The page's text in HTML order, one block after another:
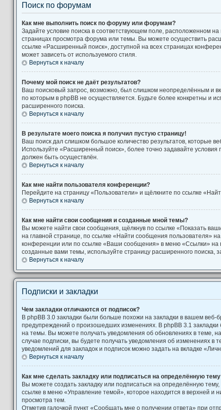
Поиск по форумам
Как мне выполнить поиск по форуму или форумам?
Задайте условие поиска в соответствующем поле, расположенном
страницах просмотра форума или темы. Вы можете осуществить
ссылке «Расширенный поиск», доступной на всех страницах
может зависеть от используемого стиля.
Вернуться к началу
Почему мой поиск не даёт результатов?
Ваш поисковый запрос, возможно, был слишком неопределённым и
по которым в phpBB не осуществляется. Будьте более конкретны и
расширенного поиска.
Вернуться к началу
В результате моего поиска я получил пустую страницу!
Ваш поиск дал слишком большое количество результатов, которые
Используйте «Расширенный поиск», более точно задавайте
должен быть осуществлён.
Вернуться к началу
Как мне найти пользователя конференции?
Перейдите на страницу «Пользователи» и щёлкните по ссылке
Вернуться к началу
Как мне найти свои сообщения и созданные мной темы?
Вы можете найти свои сообщения, щёлкнув по ссылке «Показать
на главной странице, по ссылке «Найти сообщения пользователя»
конференции или по ссылке «Ваши сообщения» в меню «Ссылки» на
созданные вами темы, используйте страницу расширенного поиска,
Вернуться к началу
Подписки и закладки
Чем закладки отличаются от подписок?
В phpBB 3.0 закладки были больше похожи на закладки в вашем веб-
предупреждений о произошедших изменениях. В phpBB 3.1
на темы. Вы можете получать уведомления об обновлениях в теме,
случае подписки, вы будете получать уведомления об изменениях в
уведомлений для закладок и подписок можно задать на вкладке
Вернуться к началу
Как мне сделать закладку или подписаться на определённую
Вы можете создать закладку или подписаться на определённую
ссылке в меню «Управление темой», которое находится в верхней и
просмотра тем.
Отметив галочкой пункт «Сообщать мне о получении ответа» при